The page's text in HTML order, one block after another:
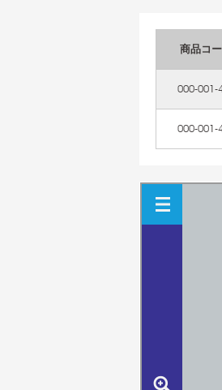
商品コ
000-001-
000-001-